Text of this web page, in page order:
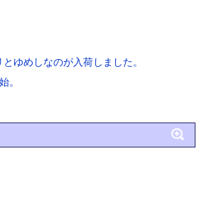
ゆめしなのが入荷しました。
。